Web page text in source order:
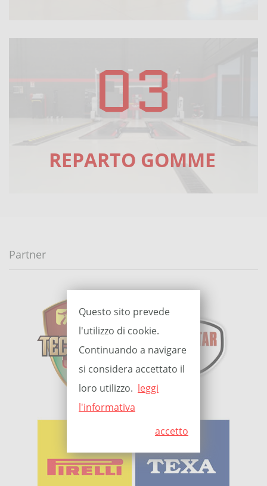
03
REPARTO GOMME
Partner
Questo sito prevede
l'utilizzo di cookie.
Continuando a navigare
si considera accettato il
loro utilizzo. leggi
l'informativa
accetto